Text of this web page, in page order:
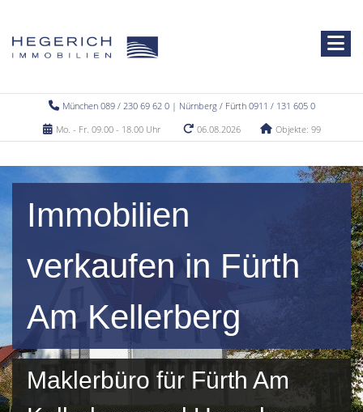
München 089 / 230 69 62 0 | Nürnberg / Fürth 0911 / 131 605 0
Mo. - Fr. 09.00 - 18.00 Uhr
06.08.2026 Objekte: 99
Immobilien
verkaufen in Fürth
Am Kellerberg
Maklerbüro für Fürth Am